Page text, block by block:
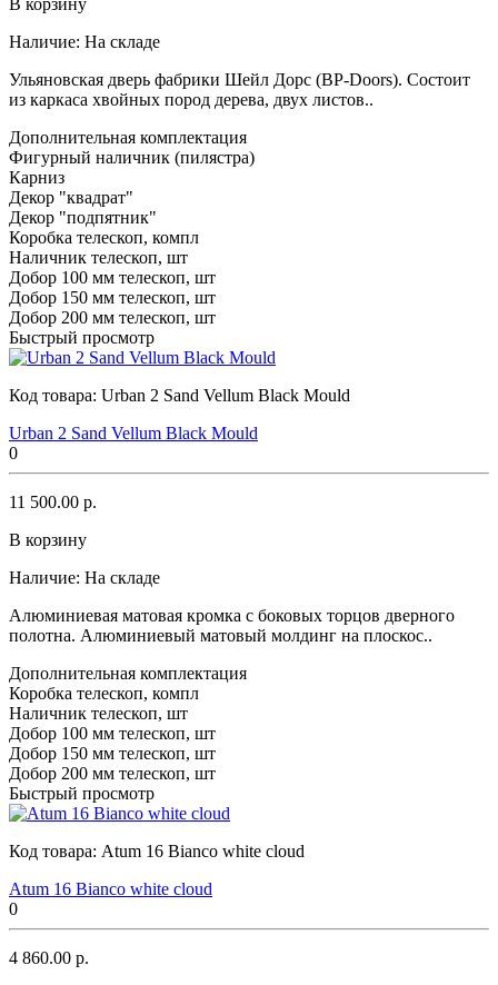
В корзину
Наличие: На складе
Ульяновская дверь фабрики Шейл Дорс (BP-Doors). Состоит
из каркаса хвойных пород дерева, двух листов..
Дополнительная комплектация
Фигурный наличник (пилястра)
Карниз
Декор "квадрат"
Декор "подпятник"
Коробка телескоп, компл
Наличник телескоп, шт
Добор 100 мм телескоп, шт
Добор 150 мм телескоп, шт
Добор 200 мм телескоп, шт
Быстрый просмотр
Код товара: Urban 2 Sand Vellum Black Mould
Urban 2 Sand Vellum Black Mould
0
11 500.00 р.
В корзину
Наличие: На складе
Алюминиевая матовая кромка с боковых торцов дверного
полотна. Алюминиевый матовый молдинг на плоскос..
Дополнительная комплектация
Коробка телескоп, компл
Наличник телескоп, шт
Добор 100 мм телескоп, шт
Добор 150 мм телескоп, шт
Добор 200 мм телескоп, шт
Быстрый просмотр
Код товара: Atum 16 Bianco white cloud
Atum 16 Bianco white cloud
0
4 860.00 р.